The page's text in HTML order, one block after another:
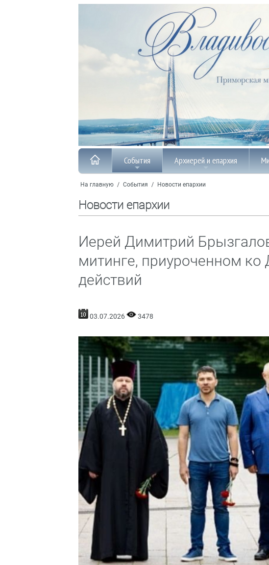
События Архиерей и епархия
На главную / События / Новости епархии
Новости епархии
Иерей Димитрий
митинге, приуроченном
действий
03.07.2026 3478